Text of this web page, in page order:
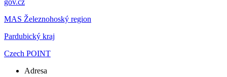
MAS Železnohoský region
Pardubický kraj
Czech POINT
Adresa